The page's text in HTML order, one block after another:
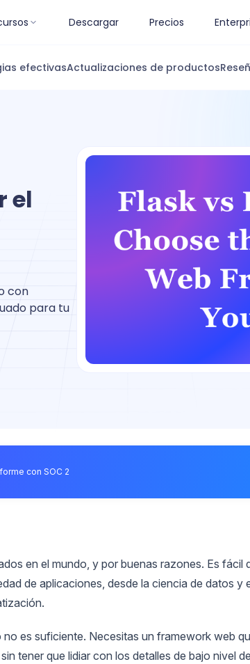
Descargar Precios
efectivasActualizaciones de productos
el
con
para tu
con SOC 2
en el mundo, y por buenas razones. Es fácil
de aplicaciones, desde la ciencia de datos y
es suficiente. Necesitas un framework web
tener que lidiar con los detalles de bajo nivel de